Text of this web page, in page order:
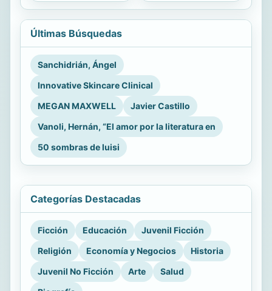
Últimas Búsquedas
Sanchidrián, Ángel
Innovative Skincare Clinical
MEGAN MAXWELL
Javier Castillo
Vanoli, Hernán, “El amor por la literatura en
50 sombras de luisi
Categorías Destacadas
Ficción Educación
Juvenil Ficción
Religión
Economía y Negocios
Historia
Juvenil No Ficción
Arte
Salud